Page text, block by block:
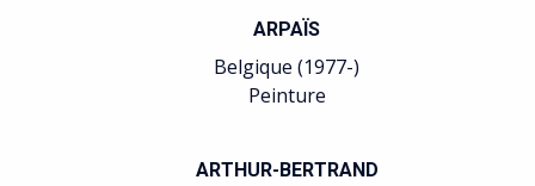
ARPAÏS
Belgique (1977-)
Peinture
ARTHUR-BERTRAND